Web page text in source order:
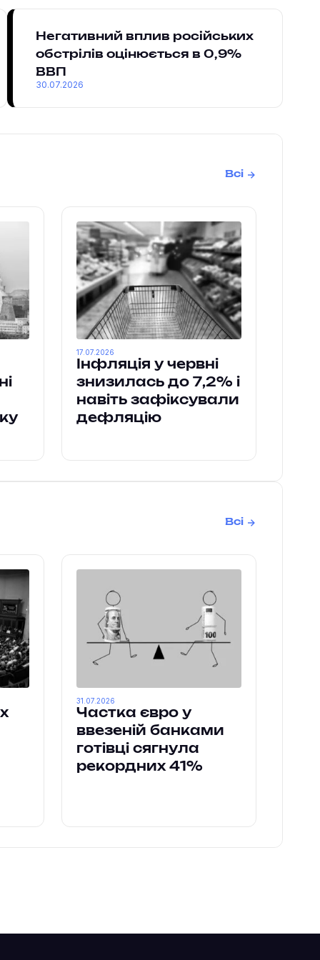
Негативний вплив російських
обстрілів оцінюється в 0,9%
ВВП
30.07.2026
Всі
Інфляція у червні
знизилась до 7,2% і
навіть зафіксували
дефляцію
17.07.2026
Всі
Частка євро у
ввезеній банками
готівці сягнула
рекордних 41%
31.07.2026